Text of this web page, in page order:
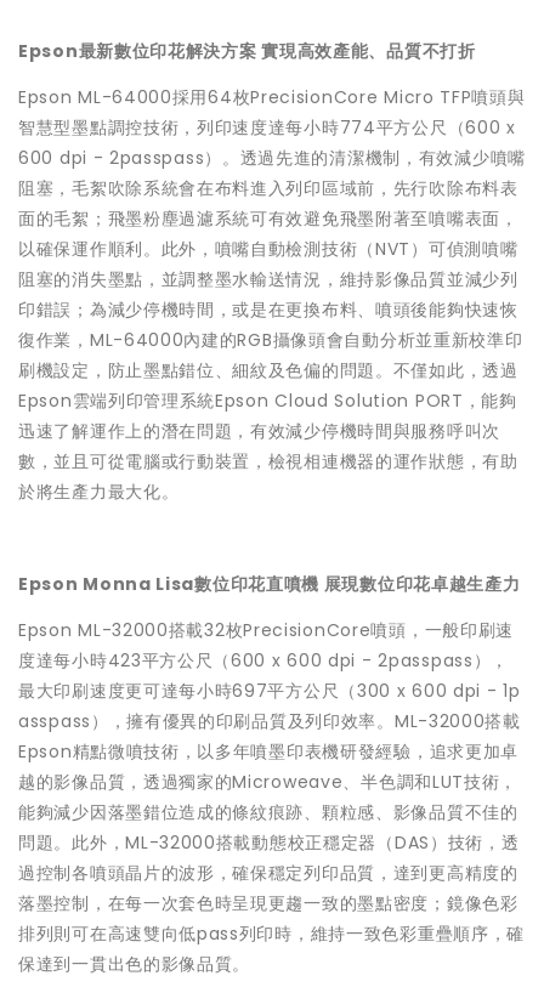
Epson最新數位印花解決方案 實現高效產能、品質不打折
Epson ML-64000採用64枚PrecisionCore Micro TFP噴頭與
智慧型墨點調控技術，列印速度達每小時774平方公尺（600 x
600 dpi - 2passpass）。透過先進的清潔機制，有效減少噴嘴
阻塞，毛絮吹除系統會在布料進入列印區域前，先行吹除布料表
面的毛絮；飛墨粉塵過濾系統可有效避免飛墨附著至噴嘴表面，
以確保運作順利。此外，噴嘴自動檢測技術（NVT）可偵測噴嘴
阻塞的消失墨點，並調整墨水輸送情況，維持影像品質並減少列
印錯誤；為減少停機時間，或是在更換布料、噴頭後能夠快速恢
復作業，ML-64000內建的RGB攝像頭會自動分析並重新校準印
刷機設定，防止墨點錯位、細紋及色偏的問題。不僅如此，透過
Epson雲端列印管理系統Epson Cloud Solution PORT，能夠
迅速了解運作上的潛在問題，有效減少停機時間與服務呼叫次
數，並且可從電腦或行動裝置，檢視相連機器的運作狀態，有助
於將生產力最大化。
Epson Monna Lisa數位印花直噴機 展現數位印花卓越生產力
Epson ML-32000搭載32枚PrecisionCore噴頭，一般印刷速
度達每小時423平方公尺（600 x 600 dpi - 2passpass），
最大印刷速度更可達每小時697平方公尺（300 x 600 dpi - 1p
asspass），擁有優異的印刷品質及列印效率。ML-32000搭載
Epson精點微噴技術，以多年噴墨印表機研發經驗，追求更加卓
越的影像品質，透過獨家的Microweave、半色調和LUT技術，
能夠減少因落墨錯位造成的條紋痕跡、顆粒感、影像品質不佳的
問題。此外，ML-32000搭載動態校正穩定器（DAS）技術，透
過控制各噴頭晶片的波形，確保穩定列印品質，達到更高精度的
落墨控制，在每一次套色時呈現更趨一致的墨點密度；鏡像色彩
排列則可在高速雙向低pass列印時，維持一致色彩重疊順序，確
保達到一貫出色的影像品質。